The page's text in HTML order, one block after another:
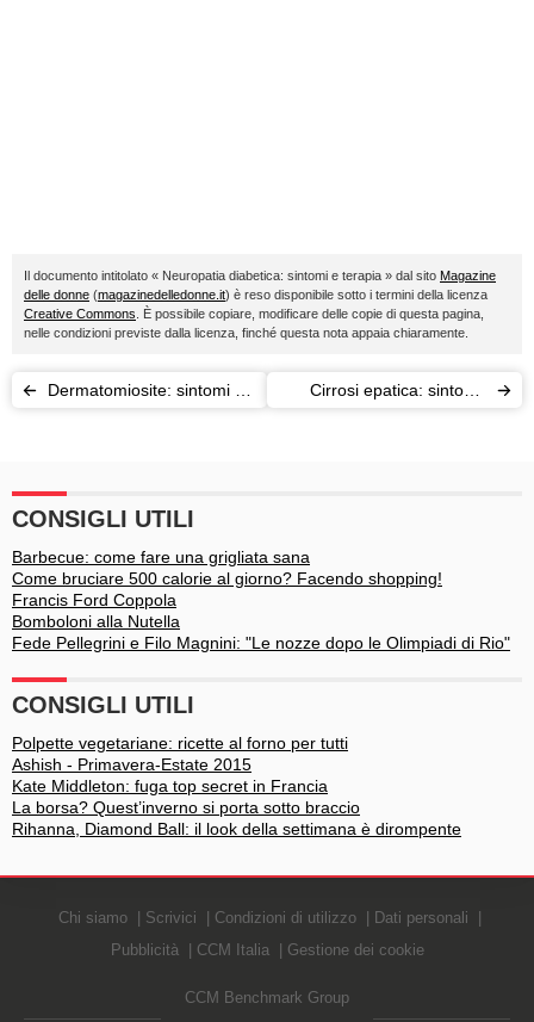
Il documento intitolato « Neuropatia diabetica: sintomi e terapia » dal sito Magazine
delle donne (magazinedelledonne.it) è reso disponibile sotto i termini della licenza
Creative Commons . È possibile copiare, modificare delle copie di questa pagina,
nelle condizioni previste dalla licenza, finché questa nota appaia chiaramente.
Dermatomiosite: sintomi e
Cirrosi epatica: sintomi,
CONSIGLI UTILI
Barbecue: come fare una grigliata sana
Come bruciare 500 calorie al giorno? Facendo shopping!
Francis Ford Coppola
Bomboloni alla Nutella
Fede Pellegrini e Filo Magnini: "Le nozze dopo le Olimpiadi di Rio"
CONSIGLI UTILI
Polpette vegetariane: ricette al forno per tutti
Ashish - Primavera-Estate 2015
Kate Middleton: fuga top secret in Francia
La borsa? Quest’inverno si porta sotto braccio
Rihanna, Diamond Ball: il look della settimana è dirompente
Chi siamo Scrivici Condizioni di utilizzo
Dati personali
Pubblicità
CCM Italia Gestione dei cookie
CCM Benchmark Group